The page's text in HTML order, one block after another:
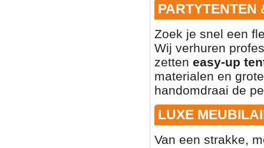
PARTYTENTEN
Zoek je snel een
Wij verhuren
zetten easy-up
materialen en
handomdraai de
LUXE
Van een strakke,